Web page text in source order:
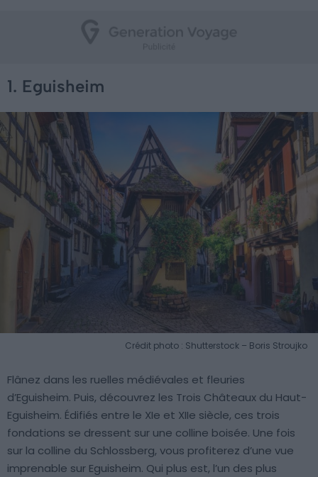
1. Eguisheim
Crédit photo : Shutterstock – Boris Stroujko
Flânez dans les ruelles médiévales et fleuries
d’Eguisheim. Puis, découvrez les Trois Châteaux du Haut-
Eguisheim. Édifiés entre le XIe et XIIe siècle, ces trois
fondations se dressent sur une colline boisée. Une fois
sur la colline du Schlossberg, vous profiterez d’une vue
imprenable sur Eguisheim. Qui plus est, l’un des plus